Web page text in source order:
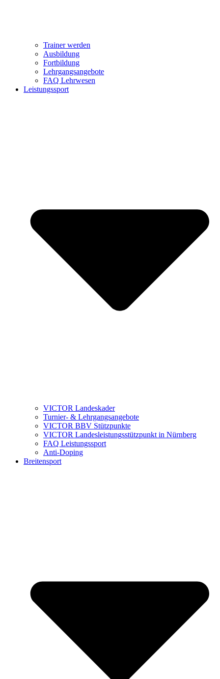
Trainer werden
Ausbildung
Fortbildung
Lehrgangsangebote
FAQ Lehrwesen
Leistungssport
VICTOR Landeskader
Turnier- & Lehrgangsangebote
VICTOR BBV Stützpunkte
VICTOR Landesleistungsstützpunkt in Nürnberg
FAQ Leistungssport
Anti-Doping
Breitensport